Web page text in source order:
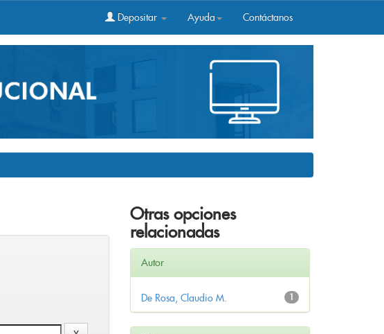
Depositar Ayuda Contáctanos
Otras opciones
relacionadas
Autor
1
De Rosa, Claudio M.